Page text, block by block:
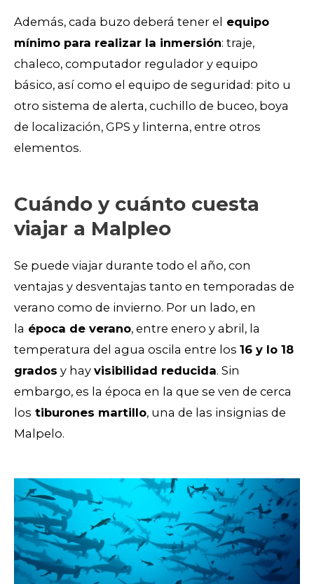
Además, cada buzo deberá tener el equipo
mínimo para realizar la inmersión: traje,
chaleco, computador regulador y equipo
básico, así como el equipo de seguridad: pito u
otro sistema de alerta, cuchillo de buceo, boya
de localización, GPS y linterna, entre otros
elementos.
Cuándo y cuánto cuesta
viajar a Malpleo
Se puede viajar durante todo el año, con
ventajas y desventajas tanto en temporadas de
verano como de invierno. Por un lado, en
la época de verano, entre enero y abril, la
temperatura del agua oscila entre los 16 y lo 18
grados y hay visibilidad reducida. Sin
embargo, es la época en la que se ven de cerca
los tiburones martillo, una de las insignias de
Malpelo.